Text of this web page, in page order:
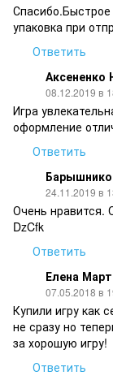
упаковка при
Ответить
Аксененко
08.12.2019 в
Игра
оформление
Ответить
24.11.2019 в
Очень нравится.
DzCfk
Ответить
Елена
07.05.2018 в
Купили игру как
не сразу но
за хорошую игру!
Ответить